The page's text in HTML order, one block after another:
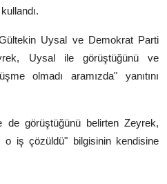
Uysal ve Demokrat Parti
Uysal ile görüştüğünü ve
olmadı aramızda" yanıtını
de görüştüğünü belirten Zeyrek,
o iş çözüldü" bilgisinin kendisine